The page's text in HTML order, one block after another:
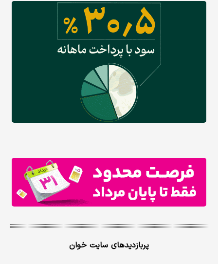
پربازدیدهای سایت خوان